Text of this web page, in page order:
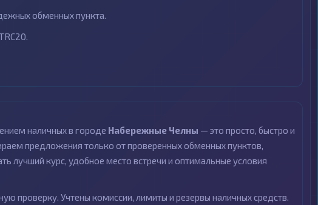
обменных пункта.
наличных в городе Набережные Челны — это просто, быстро и
предложения только от проверенных обменных пунктов,
лучший курс, удобное место встречи и оптимальные условия
проверку. Учтены комиссии, лимиты и резервы наличных средств.